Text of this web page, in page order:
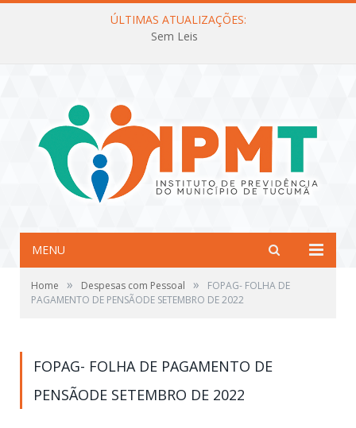
ÚLTIMAS ATUALIZAÇÕES:
Sem Leis
MENU
Home » Despesas com Pessoal »
FOPAG- FOLHA DE
PAGAMENTO DE PENSÃODE SETEMBRO DE 2022
FOPAG- FOLHA DE PAGAMENTO DE
PENSÃODE SETEMBRO DE 2022